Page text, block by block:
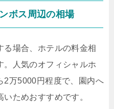
ボス周辺の相場
る場合、ホテルの料金相
。人気のオフィシャルホ
2万5000円程度で、園内へ
ためおすすめです。